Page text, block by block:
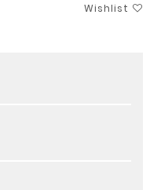
Wishlist